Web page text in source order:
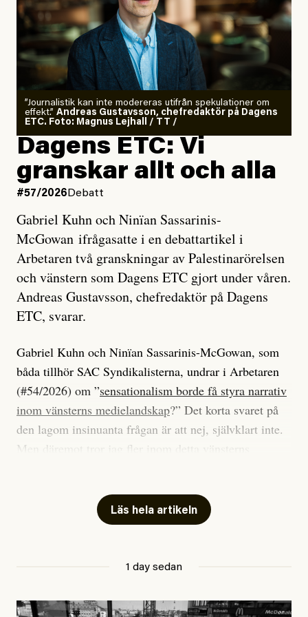
”Journalistik kan inte modereras utifrån spekulationer om
effekt.” Andreas Gustavsson, chefredaktör på Dagens
ETC. Foto: Magnus Lejhall / TT /
Dagens ETC: Vi
granskar allt och alla
#57/2026 Debatt
Gabriel Kuhn och Ninïan Sassarinis-
McGowan ifrågasatte i en debattartikel i
Arbetaren två granskningar av Palestinarörelsen
och vänstern som Dagens ETC gjort under våren.
Andreas Gustavsson, chefredaktör på Dagens
ETC, svarar.
Gabriel Kuhn och Ninïan Sassarinis-McGowan, som
båda tillhör SAC Syndikalisterna, undrar i Arbetaren
(#54/2026) om ”sensationalism borde få styra narrativ
inom vänsterns medielandskap?” Det korta svaret på
den lagom insinuanta frågan är att nej, självklart inte.
Men däremot tror jag fler inom detta vänsterns
journalistik som vänder sig till många snarare än att
jaga inbördes beundran. Det har i alla fall fungerat för
McGowan riktar sin kritik mot.
Läs hela artikeln
1 day sedan